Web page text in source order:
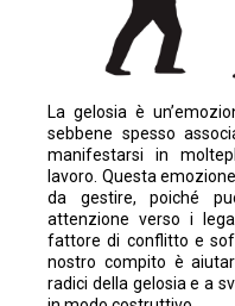
La gelosia è
sebbene spesso
manifestarsi in
lavoro. Questa
da gestire, poiché
attenzione verso i
fattore di conflitto e
nostro compito è
radici della gelosia e a